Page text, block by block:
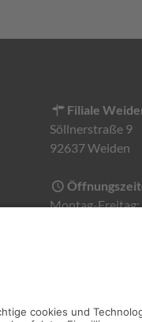
Filiale
Söllnerstraße 9
92637 Weiden
Montag-Freitag:
Email: